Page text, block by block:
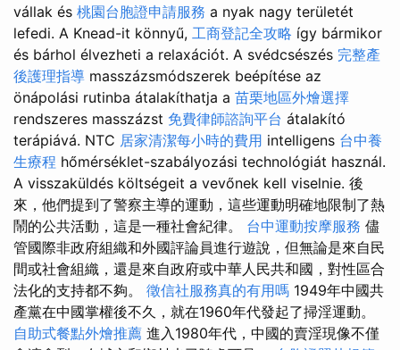
vállak és 桃園台胞證申請服務 a nyak nagy területét
lefedi. A Knead-it könnyű, 工商登記全攻略 így bármikor
és bárhol élvezheti a relaxációt. A svédcsészés 完整產
後護理指導 masszázsmódszerek beépítése az
önápolási rutinba átalakíthatja a 苗栗地區外燴選擇
rendszeres masszázst 免費律師諮詢平台 átalakító
terápiává. NTC 居家清潔每小時的費用 intelligens 台中養
生療程 hőmérséklet-szabályozási technológiát használ.
A visszaküldés költségeit a vevőnek kell viselnie. 後
來，他們提到了警察主導的運動，這些運動明確地限制了熱
鬧的公共活動，這是一種社會紀律。 台中運動按摩服務 儘
管國際非政府組織和外國評論員進行遊說，但無論是來自民
間或社會組織，還是來自政府或中華人民共和國，對性區合
法化的支持都不夠。 徵信社服務真的有用嗎 1949年中國共
產黨在中國掌權後不久，就在1960年代發起了掃淫運動。
自助式餐點外燴推薦 進入1980年代，中國的賣淫現像不僅